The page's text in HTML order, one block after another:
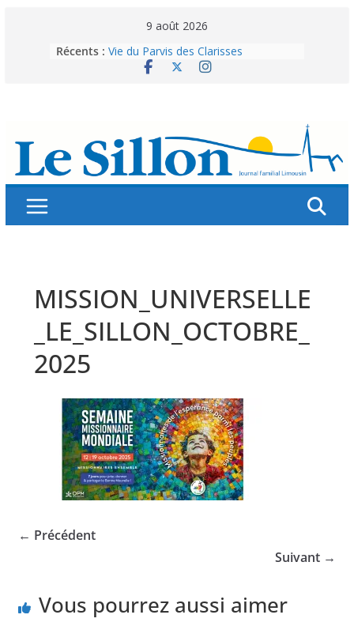
9 août 2026
Récents : Vie du Parvis des Clarisses
La brochure « Des vacances
Splendeurs murales de nos églises
Abonnez-vous ! Réabonnez-vous !
MISSION_UNIVERSELLE
_LE_SILLON_OCTOBRE_
2025
← Précédent
Suivant →
Vous pourrez aussi aimer